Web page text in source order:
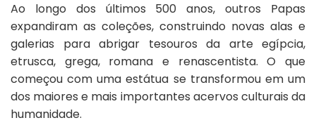
Ao longo dos últimos 500 anos, outros Papas
expandiram as coleções, construindo novas alas e
galerias para abrigar tesouros da arte egípcia,
etrusca, grega, romana e renascentista. O que
começou com uma estátua se transformou em um
dos maiores e mais importantes acervos culturais da
humanidade.